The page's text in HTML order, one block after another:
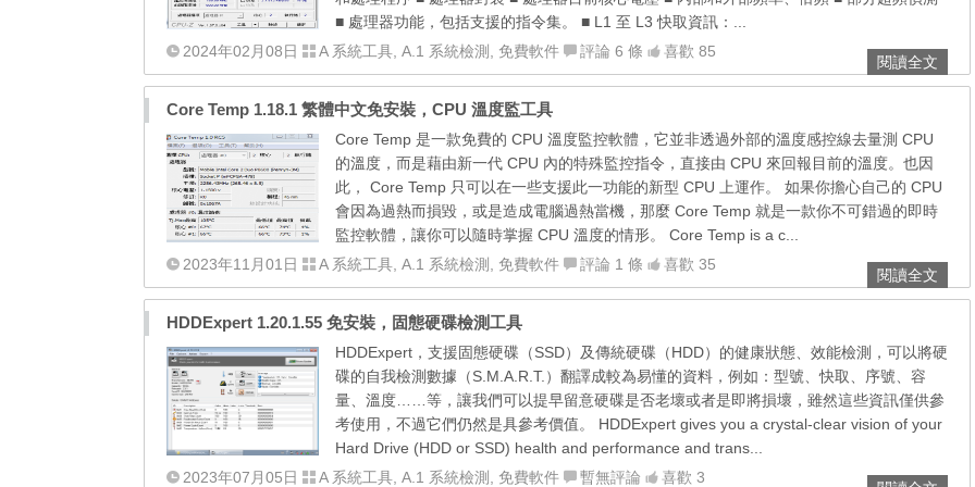
■ 處理器功能，包括支援的指令集。 ■ L1 至 L3 快取資訊：...
2024年02月08日
A 系統工具 A.1 系統檢測 免費軟件 評論 6 條 喜歡 85
閱讀全文
Core Temp 1.18.1 繁體中文免安裝，CPU 溫度監工具
Core Temp 是一款免費的 CPU 溫度監控軟體，它並非透過外部的溫度感控線去量測 CPU
的溫度，而是藉由新一代 CPU 內的特殊監控指令，直接由 CPU 來回報目前的溫度。也因
此， Core Temp 只可以在一些支援此一功能的新型 CPU 上運作。 如果你擔心自己的 CPU
會因為過熱而損毀，或是造成電腦過熱當機，那麼 Core Temp 就是一款你不可錯過的即時
監控軟體，讓你可以隨時掌握 CPU 溫度的情形。 Core Temp is a c...
2023年11月01日
A 系統工具 A.1 系統檢測 免費軟件 評論 1 條 喜歡 35
閱讀全文
HDDExpert 1.20.1.55 免安裝，固態硬碟檢測工具
HDDExpert，支援固態硬碟（SSD）及傳統硬碟（HDD）的健康狀態、效能檢測，可以將硬
碟的自我檢測數據（S.M.A.R.T.）翻譯成較為易懂的資料，例如：型號、快取、序號、容
量、溫度……等，讓我們可以提早留意硬碟是否老壞或者是即將損壞，雖然這些資訊僅供參
考使用，不過它們仍然是具參考價值。 HDDExpert gives you a crystal-clear vision of your
Hard Drive (HDD or SSD) health and performance and trans...
2023年07月05日
A 系統工具 A.1 系統檢測 免費軟件 暫無評論 喜歡 3